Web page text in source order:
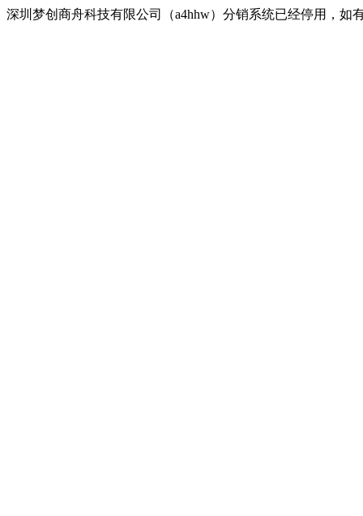
深圳梦创商舟科技有限公司（a4hhw）分销系统已经停用，如